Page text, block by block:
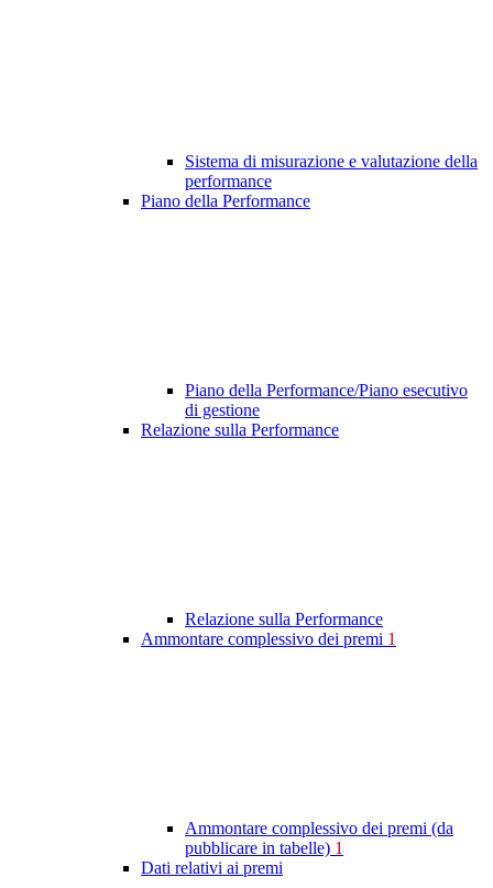
Sistema di misurazione e valutazione della
performance
Piano della Performance
Piano della Performance/Piano esecutivo
di gestione
Relazione sulla Performance
Relazione sulla Performance
Ammontare complessivo dei premi 1
Ammontare complessivo dei premi (da
pubblicare in tabelle) 1
Dati relativi ai premi